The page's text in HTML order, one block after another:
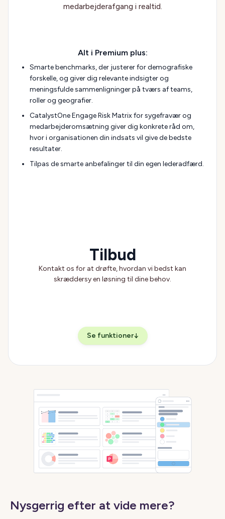
medarbejderafgang i realtid.
Alt i Premium plus:
Smarte benchmarks, der justerer for demografiske
forskelle, og giver dig relevante indsigter og
meningsfulde sammenligninger på tværs af teams,
roller og geografier.
CatalystOne Engage Risk Matrix for sygefravær og
medarbejderomsætning giver dig konkrete råd om,
hvor i organisationen din indsats vil give de bedste
resultater.
Tilpas de smarte anbefalinger til din egen lederadfærd.
Tilbud
Kontakt os for at drøfte, hvordan vi bedst kan
skræddersy en løsning til dine behov.
Se funktioner↓
Nysgerrig efter at vide mere?